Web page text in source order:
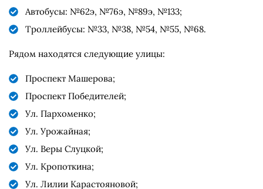
Автобусы: №62э, №76э, №89э, №133;
Троллейбусы: №33, №38, №54, №55, №68.
Рядом находятся следующие улицы:
Проспект Машерова;
Проспект Победителей;
Ул. Пархоменко;
Ул. Урожайная;
Ул. Веры Слуцкой;
Ул. Кропоткина;
Ул. Лилии Карастояновой;